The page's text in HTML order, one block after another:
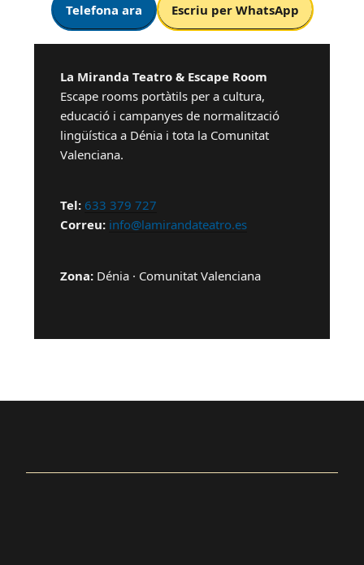
Telefona ara Escriu per WhatsApp
La Miranda Teatro & Escape Room
Escape rooms portàtils per a cultura,
educació i campanyes de normalització
lingüística a Dénia i tota la Comunitat
Valenciana.
Tel: 633 379 727
Correu: info@lamirandateatro.es
Zona: Dénia · Comunitat Valenciana